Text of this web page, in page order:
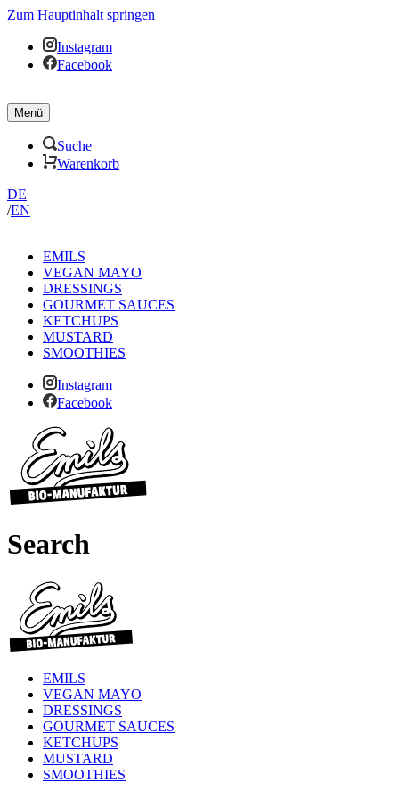
Zum Hauptinhalt springen
Instagram
Facebook
Menü
Suche
Warenkorb
DE
/EN
EMILS
VEGAN MAYO
DRESSINGS
GOURMET SAUCES
KETCHUPS
MUSTARD
SMOOTHIES
Instagram
Facebook
Search
EMILS
VEGAN MAYO
DRESSINGS
GOURMET SAUCES
KETCHUPS
MUSTARD
SMOOTHIES